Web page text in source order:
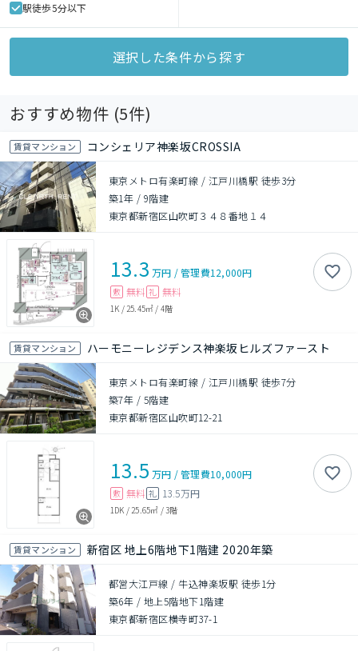
駅徒歩5分以下
選択した条件から探す
おすすめ物件 (5件)
賃貸マンション コンシェリア神楽坂CROSSIA
東京メトロ有楽町線 / 江戸川橋駅 徒歩3分
築1年 / 9階建
東京都新宿区山吹町３４８番地１４
13.3 万円 /管理費12,000円
敷 無料 礼 無料
1K / 25.45㎡ / 4階
賃貸マンション ハーモニーレジデンス神楽坂ヒルズファースト
東京メトロ有楽町線 / 江戸川橋駅 徒歩7分
築7年 / 5階建
東京都新宿区山吹町12-21
13.5 万円 /管理費10,000円
敷 無料 礼 13.5万円
1DK / 25.65㎡ /3階
賃貸マンション 新宿区 地上6階地下1階建 2020年築
都営大江戸線 / 牛込神楽坂駅 徒歩1分
築6年 / 地上5階地下1階建
東京都新宿区横寺町37-1